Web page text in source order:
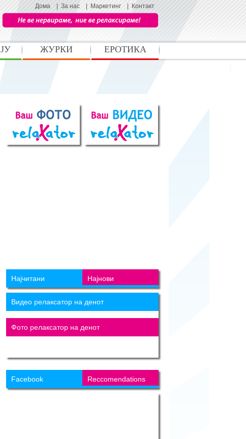
Дома За нас Маркетинг Контакт
ЖУРКИ ЕРОТИКА
Најчитани Најнови
Видео релаксатор на денот
Фото релаксатор на денот
Facebook Reccomendations